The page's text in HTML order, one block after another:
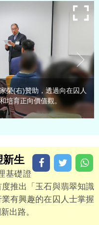
榮(右)贊助，透過向在囚人
培育正向價值觀。
新生
基礎證
推出「玉石與翡翠知識
有興趣的在囚人士掌握
出路。